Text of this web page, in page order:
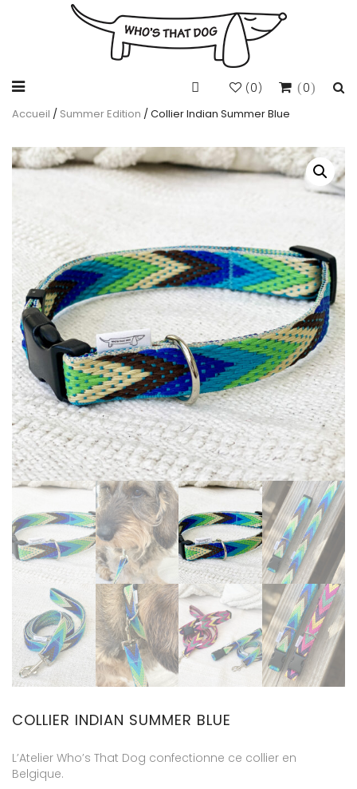
0
(0)
Accueil / Summer Edition / Collier Indian Summer Blue
COLLIER INDIAN SUMMER BLUE
L’Atelier Who’s That Dog confectionne ce collier en
Belgique.